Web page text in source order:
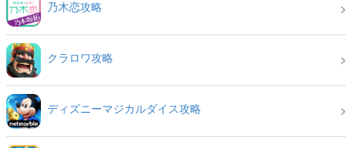
乃木恋攻略
クラロワ攻略
ディズニーマジカルダイス攻略